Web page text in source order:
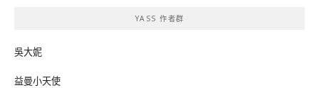
YASS 作者群
吳大妮
益曼小天使